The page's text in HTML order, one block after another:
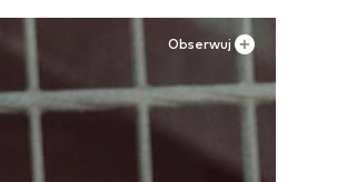
Obserwuj